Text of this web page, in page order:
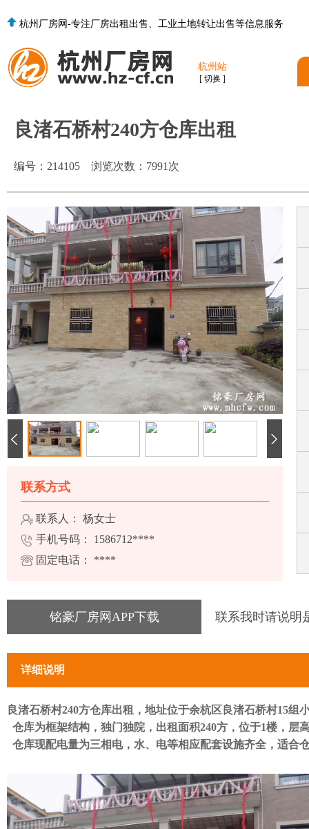
杭州厂房网-专注厂房出租出售、工业土地转让出售等信息服务
杭州站
[ 切换 ]
良渚石桥村240方仓库出租
编号： 214105 浏览次数： 7991 次
联系方式
联系人： 杨女士
手机号码： 1586712****
固定电话： ****
铭豪厂房网APP下载 联系我时请说明
详细说明
良渚石桥村240方仓库出租，地址位于余杭区良渚石桥村15
仓库为框架结构，独门独院，出租面积240方，位于1楼，层
仓库现配电量为三相电，水、电等相应配套设施齐全，适合